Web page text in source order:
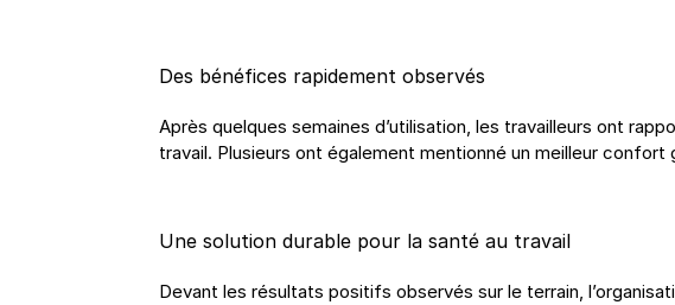
Des bénéfices rapidement observés
Après quelques semaines d’utilisation, les travailleurs ont
travail. Plusieurs ont également mentionné un meilleur
Une solution durable pour la santé au travail
Devant les résultats positifs observés sur le terrain,